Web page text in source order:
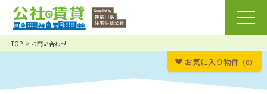
TOP お問い合わせ
お気に入り物件 （0）